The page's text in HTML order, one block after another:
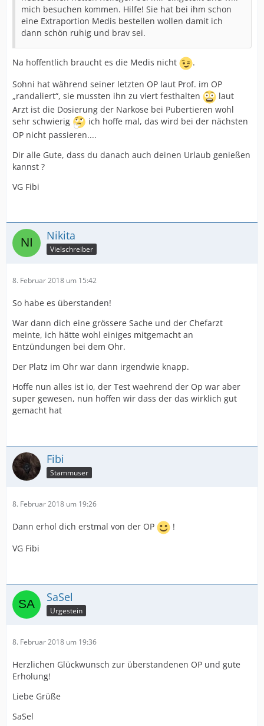
mich besuchen kommen. Hilfe! Sie hat bei ihm schon
eine Extraportion Medis bestellen wollen damit ich
dann schön ruhig und brav sei.
Na hoffentlich braucht es die Medis nicht
.
Sohni hat während seiner letzten OP laut Prof. im OP
„randaliert“, sie mussten ihn zu viert festhalten
laut
Arzt ist die Dosierung der Narkose bei Pubertieren wohl
sehr schwierig
ich hoffe mal, das wird bei der nächsten
OP nicht passieren....
Dir alle Gute, dass du danach auch deinen Urlaub genießen
kannst ?
VG Fibi
Nikita
Vielschreiber
8. Februar 2018 um 15:42
So habe es überstanden!
War dann dich eine grössere Sache und der Chefarzt
meinte, ich hätte wohl einiges mitgemacht an
Entzündungen bei dem Ohr.
Der Platz im Ohr war dann irgendwie knapp.
Hoffe nun alles ist io, der Test waehrend der Op war aber
super gewesen, nun hoffen wir dass der das wirklich gut
gemacht hat
Fibi
Stammuser
8. Februar 2018 um 19:26
Dann erhol dich erstmal von der OP
!
VG Fibi
SaSel
Urgestein
8. Februar 2018 um 19:36
Herzlichen Glückwunsch zur überstandenen OP und gute
Erholung!
Liebe Grüße
SaSel